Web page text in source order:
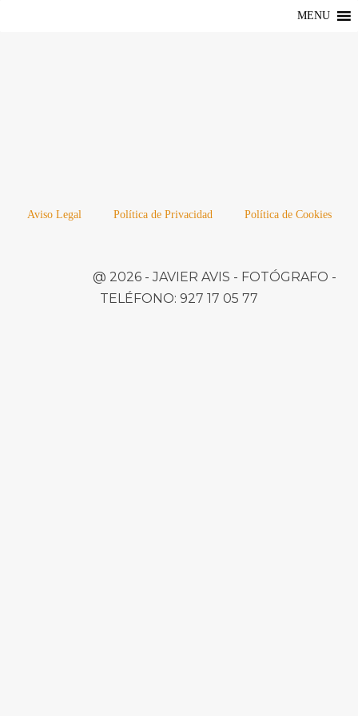
MENU
Aviso Legal Política de Privacidad Política de Cookies
@ 2026 -JAVIER AVIS - FOTÓGRAFO -
TELÉFONO: 927 17 05 77